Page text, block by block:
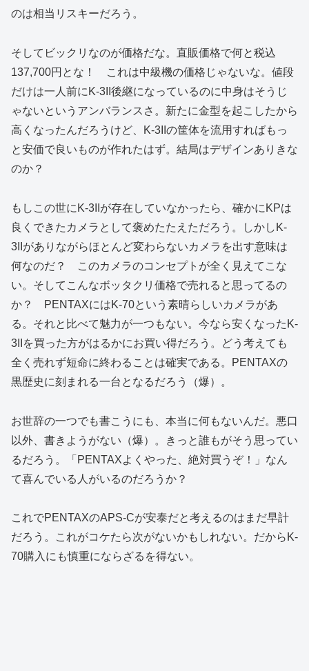
のは相当リスキーだろう。
そしてビックリなのが価格だな。直販価格で何と税込
137,700円とな！ これは中級機の価格じゃないな。値段
だけは一人前にK-3II後継になっているのに中身はそうじ
ゃないというアンバランスさ。新たに金型を起こしたから
高くなったんだろうけど、K-3IIの筐体を流用すればもっ
と安価で良いものが作れたはず。結局はデザインありきな
のか？
もしこの世にK-3IIが存在していなかったら、確かにKPは
良くできたカメラとして褒めたたえただろう。しかしK-
3IIがありながらほとんど変わらないカメラを出す意味は
何なのだ？ このカメラのコンセプトが全く見えてこな
い。そしてこんなボッタクリ価格で売れると思ってるの
か？ PENTAXにはK-70という素晴らしいカメラがあ
る。それと比べて魅力が一つもない。今なら安くなったK-
3IIを買った方がはるかにお買い得だろう。どう考えても
全く売れず短命に終わることは確実である。PENTAXの
黒歴史に刻まれる一台となるだろう（爆）。
お世辞の一つでも書こうにも、本当に何もないんだ。悪口
以外、書きようがない（爆）。きっと誰もがそう思ってい
るだろう。「PENTAXよくやった、絶対買うぞ！」なん
て喜んでいる人がいるのだろうか？
これでPENTAXのAPS-Cが安泰だと考えるのはまだ早計
だろう。これがコケたら次がないかもしれない。だからK-
70購入にも慎重にならざるを得ない。